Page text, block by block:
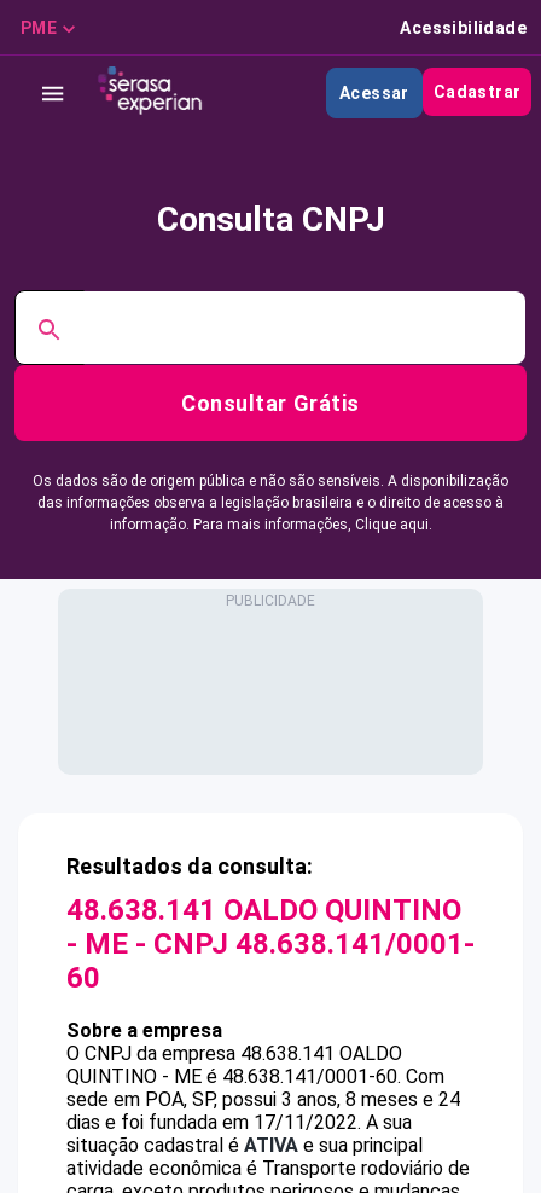
PME Acessibilidade
Acessar Cadastrar
Consulta CNPJ
Consultar Grátis
Os dados são de origem pública e não são sensíveis. A disponibilização
das informações observa a legislação brasileira e o direito de acesso à
informação. Para mais informações, Clique aqui.
Resultados da consulta:
48.638.141 OALDO QUINTINO
- ME - CNPJ 48.638.141/0001-
60
Sobre a empresa
O CNPJ da empresa 48.638.141 OALDO
QUINTINO - ME é 48.638.141/0001-60. Com
sede em POA, SP, possui 3 anos, 8 meses e 24
dias e foi fundada em 17/11/2022. A sua
situação cadastral é ATIVA e sua principal
atividade econômica é Transporte rodoviário de